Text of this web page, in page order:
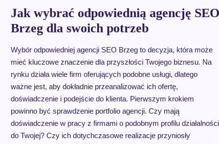
Jak wybrać odpowiednią agencję SEO
Brzeg dla swoich potrzeb
Wybór odpowiedniej agencji SEO Brzeg to decyzja, która może
mieć kluczowe znaczenie dla przyszłości Twojego biznesu. Na
rynku działa wiele firm oferujących podobne usługi, dlatego
ważne jest, aby dokładnie przeanalizować ich ofertę,
doświadczenie i podejście do klienta. Pierwszym krokiem
powinno być sprawdzenie portfolio agencji. Czy mają
doświadczenie w pracy z firmami o podobnym profilu działalności
do Twojej? Czy ich dotychczasowe realizacje przyniosły